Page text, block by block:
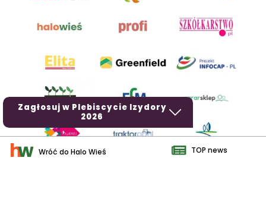
Zagłosuj w Plebiscycie Izydory
2026
Wróć do Halo Wieś TOP news